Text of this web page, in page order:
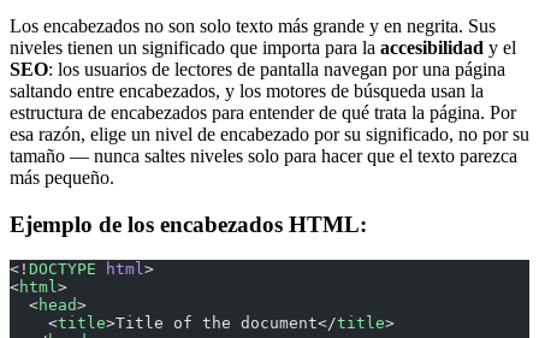
Los encabezados no son solo texto más grande y en negrita. Sus
niveles tienen un significado que importa para la accesibilidad y el
SEO: los usuarios de lectores de pantalla navegan por una página
saltando entre encabezados, y los motores de búsqueda usan la
estructura de encabezados para entender de qué trata la página. Por
esa razón, elige un nivel de encabezado por su significado, no por su
tamaño — nunca saltes niveles solo para hacer que el texto parezca
más pequeño.
Ejemplo de los encabezados HTML:
<! DOCTYPE html>
<html>
  <
head>
    <
title>Title of the document</title>